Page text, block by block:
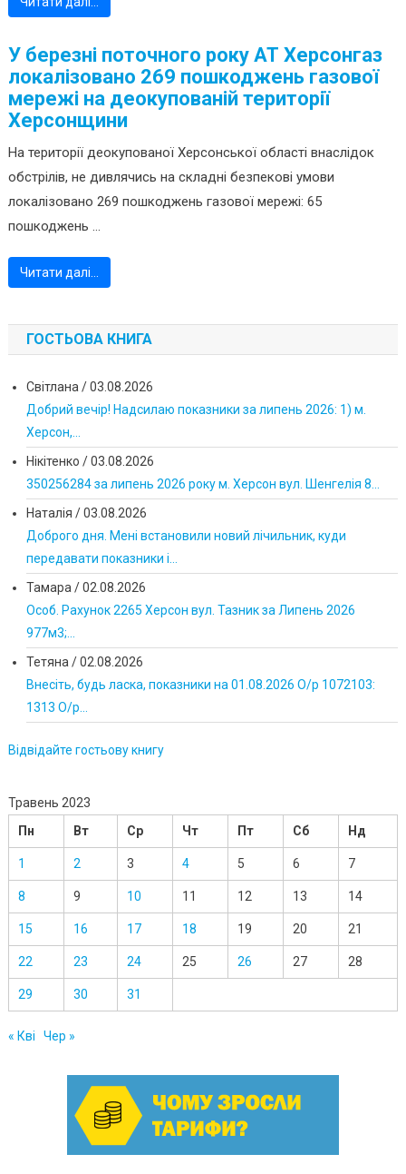
У березні поточного року АТ Херсонгаз
локалізовано 269 пошкоджень газової
мережі на деокупованій території
Херсонщини
На території деокупованої Херсонської області внаслідок
обстрілів, не дивлячись на складні безпекові умови
локалізовано 269 пошкоджень газової мережі: 65
пошкоджень ...
Читати далі…
ГОСТЬОВА КНИГА
Світлана /03.08.2026
Добрий вечір! Надсилаю показники за липень 2026: 1) м.
Херсон,...
Нікітенко /03.08.2026
350256284 за липень 2026 року м. Херсон вул. Шенгелія 8...
Наталія /03.08.2026
Доброго дня. Мені встановили новий лічильник, куди
передавати показники і...
Тамара /02.08.2026
Особ. Рахунок 2265 Херсон вул. Тазник за Липень 2026
977м3;...
Тетяна /02.08.2026
Внесіть, будь ласка, показники на 01.08.2026 О/р 1072103:
1313 О/р...
Відвідайте гостьову книгу
Травень 2023
Пн
Вт Ср Чт Пт Сб Нд
1 2 3 4 5 6 7
8 9 10 11 12 13 14
15 16 17 18 19 20 21
22 23 24 25 26 27 28
29 30 31
« Кві Чер »